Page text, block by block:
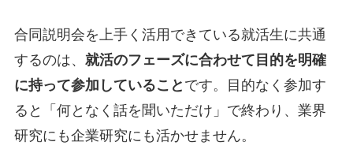
合同説明会を上手く活用できている就活生に共通
するのは、 就活のフェーズに合わせて目的を明確
に持って参加していること です。目的なく参加す
ると「何となく話を聞いただけ」で終わり、業界
研究にも企業研究にも活かせません。